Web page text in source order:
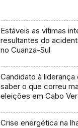
Estáveis as vítimas
resultantes do
no Cuanza-Sul
Candidato à
saber o que correu
eleições em Cabo
Crise energética na